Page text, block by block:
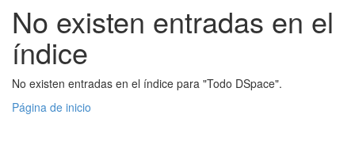
No existen entradas en el
índice
No existen entradas en el índice para "Todo DSpace".
Página de inicio